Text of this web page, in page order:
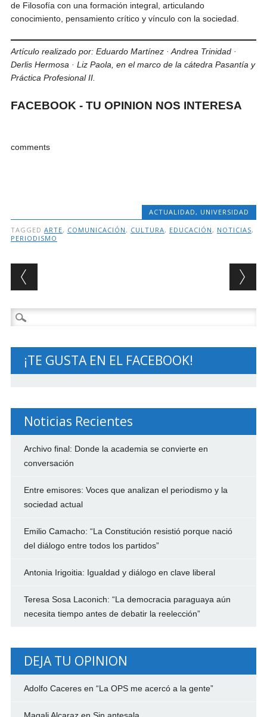
de Filosofía con una formación integral, articulando
conocimiento, pensamiento crítico y vínculo con la sociedad.
Artículo realizado por: Eduardo Martínez · Andrea Trinidad ·
Derlis Hermosa · Liz Paola, en el marco de la cátedra Pasantía y
Práctica Profesional II.
FACEBOOK - TU OPINION NOS INTERESA
comments
ACTUALIDAD, UNIVERSIDAD
TAGGED ARTE, COMUNICACIÓN , CULTURA, EDUCACIÓN , NOTICIAS,
PERIODISMO
Post navigation
Buscar:
¡TE GUSTA EN EL FACEBOOK!
Noticias Recientes
Archivo final: Donde la academia se convierte en
conversación
Entre emisores: Voces que analizan el periodismo y la
sociedad actual
Emilio Camacho: “La Constitución resistió porque nació
del diálogo entre todos los partidos”
Antonia Irigoitia: Igualdad y diálogo en clave liberal
Teresa Sosa Laconich: “La democracia paraguaya aún
necesita tiempo antes de debatir la reelección”
DEJA TU OPINION
Adolfo Caceresen “La OPS me acercó a la gente”